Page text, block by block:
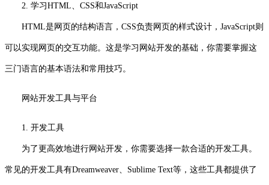
2. 学习HTML、CSS和JavaScript
HTML是网页的结构语言，CSS负责网页的样式设计，JavaScript则
可以实现网页的交互功能。这是学习网站开发的基础，你需要掌握这
三门语言的基本语法和常用技巧。
网站开发工具与平台
1. 开发工具
为了更高效地进行网站开发，你需要选择一款合适的开发工具。
常见的开发工具有Dreamweaver、Sublime Text等，这些工具都提供了